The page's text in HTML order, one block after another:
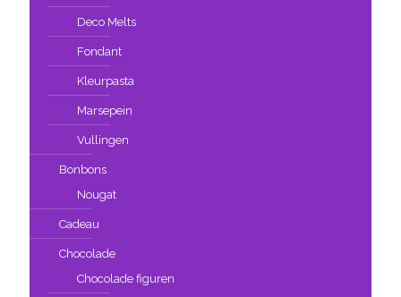
Deco Melts
Fondant
Kleurpasta
Marsepein
Vullingen
Bonbons
Nougat
Cadeau
Chocolade
Chocolade figuren